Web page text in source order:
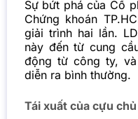
Sự bứt phá của Cổ
Chứng khoán
giải trình hai lần.
này đến từ cung
động từ công ty,
diễn ra bình thường.
Tái xuất của cựu